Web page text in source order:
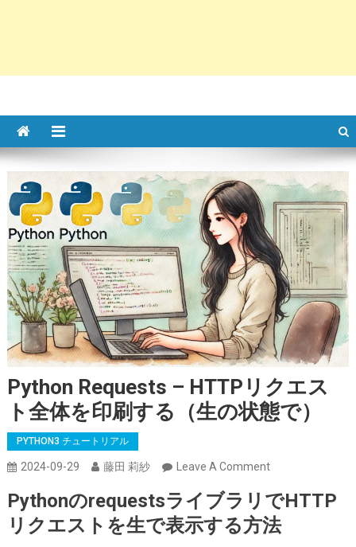
Python Requests – HTTPリクエス
ト全体を印刷する（生の状態で）
PYTHON3 チュートリアル
2024-09-29 藤田 莉紗 Leave A CommentOn
Requests
–
PythonのrequestsライブラリでHTTP
リクエストを生で表示する方法